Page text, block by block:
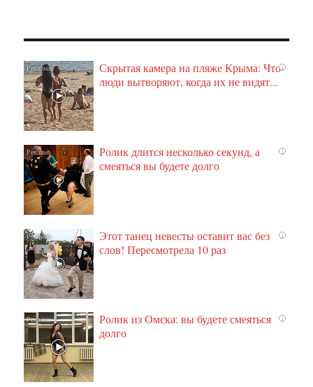
i
Скрытая камера на пляже Крыма: Что
люди вытворяют, когда их не видят...
i
Ролик длится несколько секунд, а
смеяться вы будете долго
i
Этот танец невесты оставит вас без
слов! Пересмотрела 10 раз
i
Ролик из Омска: вы будете смеяться
долго